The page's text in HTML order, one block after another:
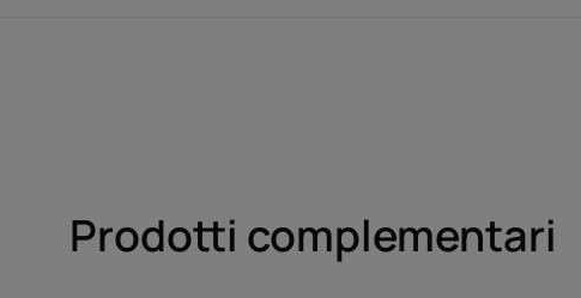
Prodotti complementari